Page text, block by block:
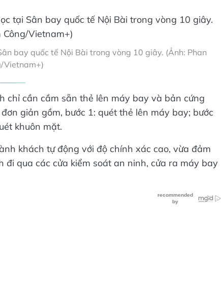
bay quốc tế Nội Bài trong vòng 10 giây. (Ảnh: Phan
Vietnam+)
chỉ cần cầm sẵn thẻ lên máy bay và bản cứng
giản gồm, bước 1: quét thẻ lên máy bay; bước
khuôn mặt.
khách tự động với độ chính xác cao, vừa đảm
qua các cửa kiểm soát an ninh, cửa ra máy bay